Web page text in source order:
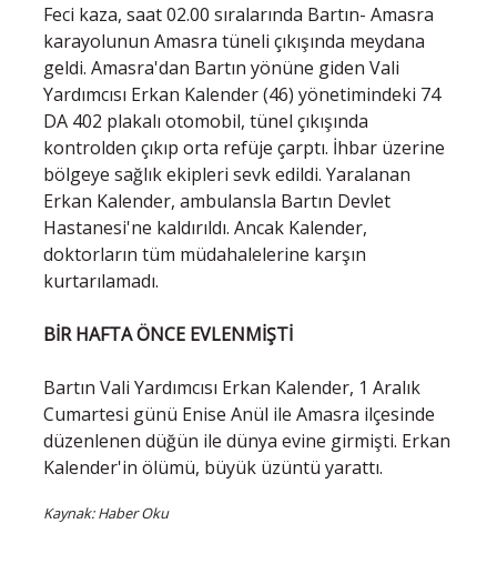
Feci kaza, saat 02.00 sıralarında Bartın- Amasra
karayolunun Amasra tüneli çıkışında meydana
geldi. Amasra'dan Bartın yönüne giden Vali
Yardımcısı Erkan Kalender (46) yönetimindeki 74
DA 402 plakalı otomobil, tünel çıkışında
kontrolden çıkıp orta refüje çarptı. İhbar üzerine
bölgeye sağlık ekipleri sevk edildi. Yaralanan
Erkan Kalender, ambulansla Bartın Devlet
Hastanesi'ne kaldırıldı. Ancak Kalender,
doktorların tüm müdahalelerine karşın
kurtarılamadı.
BİR HAFTA ÖNCE EVLENMİŞTİ
Bartın Vali Yardımcısı Erkan Kalender, 1 Aralık
Cumartesi günü Enise Anül ile Amasra ilçesinde
düzenlenen düğün ile dünya evine girmişti. Erkan
Kalender'in ölümü, büyük üzüntü yarattı.
Kaynak: Haber Oku